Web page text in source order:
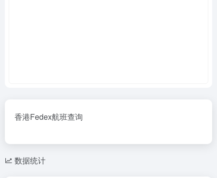
香港Fedex航班查询
数据统计